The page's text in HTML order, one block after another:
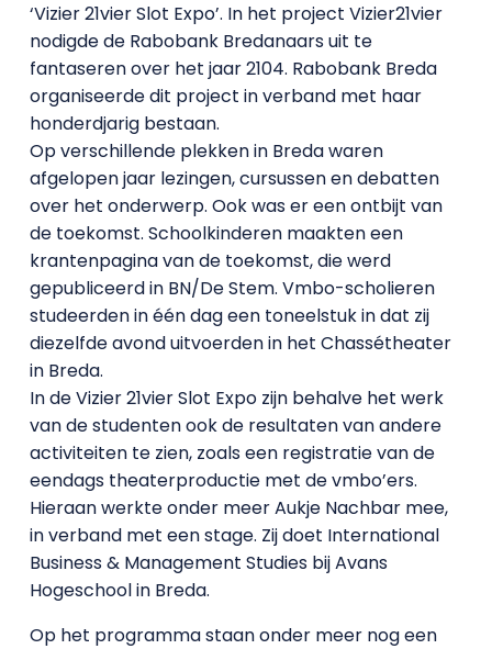
‘Vizier 21vier Slot Expo’. In het project Vizier21vier
nodigde de Rabobank Bredanaars uit te
fantaseren over het jaar 2104. Rabobank Breda
organiseerde dit project in verband met haar
honderdjarig bestaan.
Op verschillende plekken in Breda waren
afgelopen jaar lezingen, cursussen en debatten
over het onderwerp. Ook was er een ontbijt van
de toekomst. Schoolkinderen maakten een
krantenpagina van de toekomst, die werd
gepubliceerd in BN/De Stem. Vmbo-scholieren
studeerden in één dag een toneelstuk in dat zij
diezelfde avond uitvoerden in het Chassétheater
in Breda.
In de Vizier 21vier Slot Expo zijn behalve het werk
van de studenten ook de resultaten van andere
activiteiten te zien, zoals een registratie van de
eendags theaterproductie met de vmbo’ers.
Hieraan werkte onder meer Aukje Nachbar mee,
in verband met een stage. Zij doet International
Business & Management Studies bij Avans
Hogeschool in Breda.
Op het programma staan onder meer nog een